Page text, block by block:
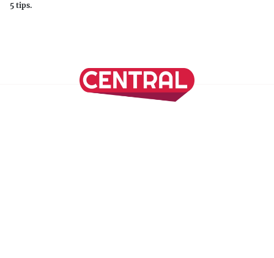
5 tips.